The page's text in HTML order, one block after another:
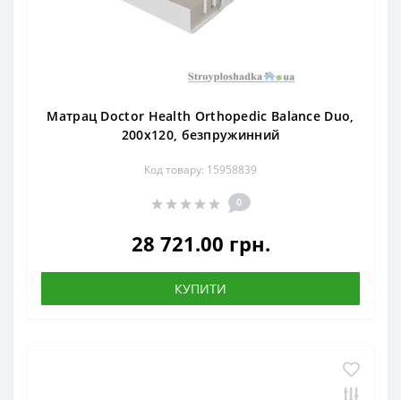
Матрац Doctor Health Orthopedic Balance Duo,
200x120, безпружинний
Код товару: 15958839
0
28 721.00 грн.
КУПИТИ